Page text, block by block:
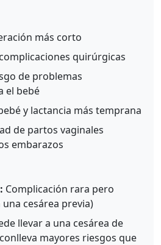
más corto
quirúrgicas
de problemas
el bebé
y lactancia más temprana
de partos vaginales
embarazos
Complicación rara pero
una cesárea previa)
llevar a una cesárea de
mayores riesgos que